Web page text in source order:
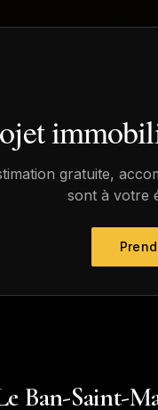
gratuite,
sont à votre
Ban-Saint-